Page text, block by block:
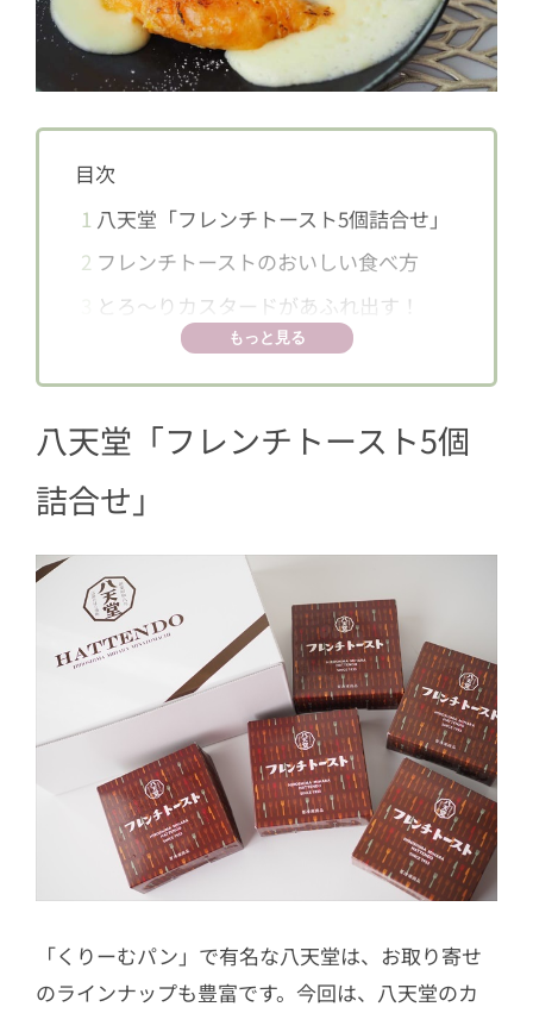
目次
1 八天堂「フレンチトースト5個詰合せ」
2 フレンチトーストのおいしい食べ方
とろ～りカスタードがあふれ出す！
もっと見る
八天堂「フレンチトースト5個
詰合せ」
「くりーむパン」で有名な八天堂は、お取り寄せ
のラインナップも豊富です。今回は、八天堂のカ